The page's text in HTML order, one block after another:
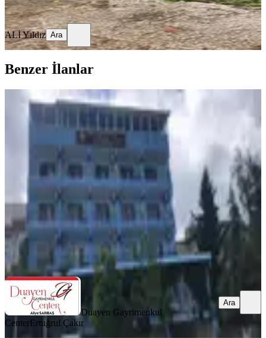
Ara
ALİ Yıldız Ara
Benzer İlanlar
Güzelçamlı Milli Park Caddesi
Üzerinde Kiralık Otel Yıllık
Aydın, Kuşadası
06.07.2026
2.500.000 ₺
Duayen Gayrimenkul Center Ertuğrul Çakır
Ara
Duayen Gayrimenkul
CenterErtuğrul Çakır
Ara